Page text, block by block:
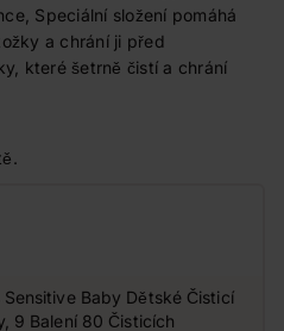
Speciální složení pomáhá
a chrání ji před
které šetrně čistí a chrání
Sensitive Baby Dětské Čisticí
9 Balení 80 Čisticích